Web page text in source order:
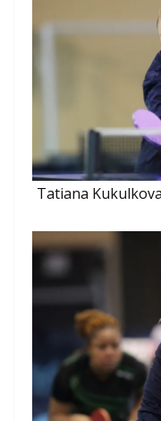
Tatiana